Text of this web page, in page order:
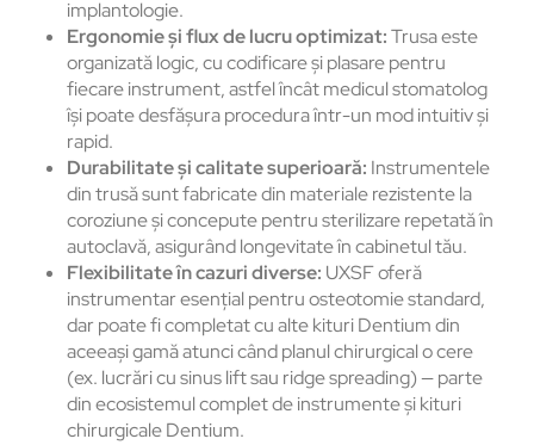
implantologie.
Ergonomie și flux de lucru optimizat:Trusa este
organizată logic, cu codificare și plasare pentru
fiecare instrument, astfel încât medicul stomatolog
își poate desfășura procedura într-un mod intuitiv și
rapid.
Durabilitate și calitate superioară: Instrumentele
din trusă sunt fabricate din materiale rezistente la
coroziune și concepute pentru sterilizare repetată în
autoclavă, asigurând longevitate în cabinetul tău.
Flexibilitate în cazuri diverse: UXSF oferă
instrumentar esențial pentru osteotomie standard,
dar poate fi completat cu alte kituri Dentium din
aceeași gamă atunci când planul chirurgical o cere
(ex. lucrări cu sinus lift sau ridge spreading) — parte
din ecosistemul complet de instrumente și kituri
chirurgicale Dentium.